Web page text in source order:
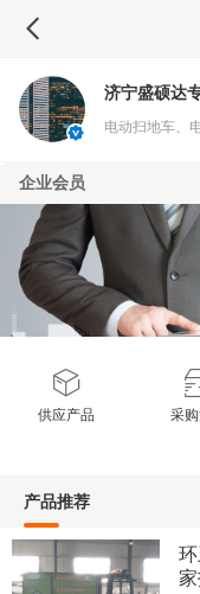
济宁盛硕达
电动扫地车、
企业会员
供应产品 采
产品推荐